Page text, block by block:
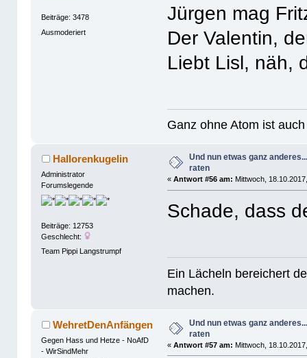
Beiträge: 3478
Ausmoderiert
Jürgen mag
Der Valentin,
Liebt Lisl, näh,
Ganz ohne Atom ist
Hallorenkugelin
Administrator
Forumslegende
Beiträge: 12753
Geschlecht:
Team Pippi Langstrumpf
Und nun etwas ganz
raten
«Antwort #56 am: Mittwoch,
Schade, dass
Ein Lächeln bereichert
machen.
WehretDenAnfängen
Gegen Hass und Hetze - NoAfD
- WirSindMehr
Und nun etwas ganz
raten
«Antwort #57 am: Mittwoch,